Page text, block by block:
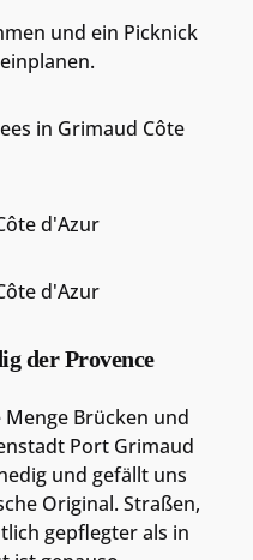
und ein Picknick
der Provence
Brücken und
Port Grimaud
und gefällt uns
Original. Straßen,
gepflegter als in